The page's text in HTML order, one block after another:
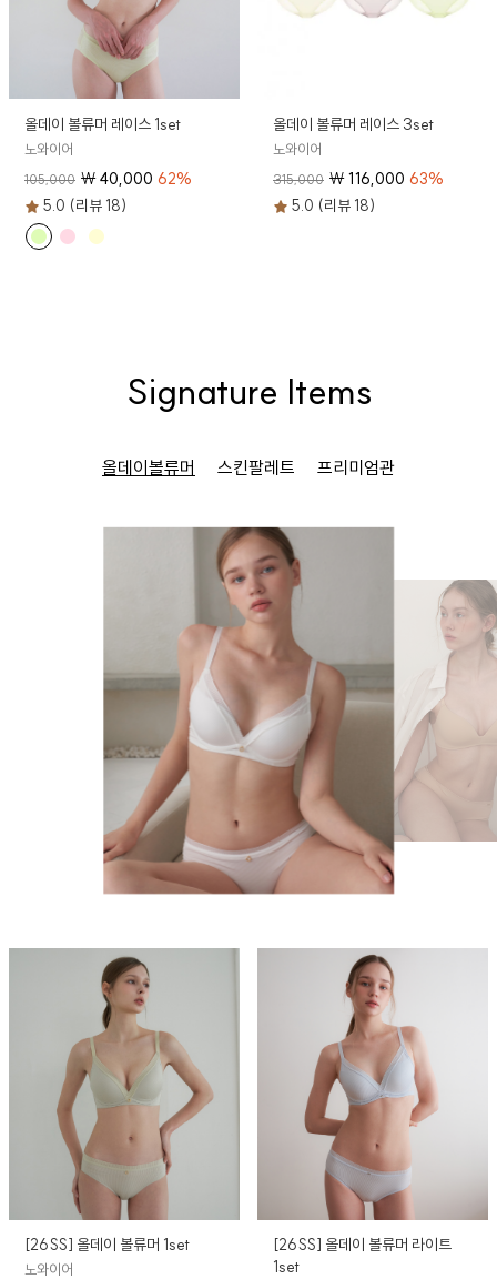
올데이 볼류머 레이스 1set
노와이어
105,000 ₩40,000 62%
5.0 (리뷰 18)
올데이 볼류머 레이스 3set
노와이어
315,000 ₩116,000 63%
5.0 (리뷰 18)
Signature Items
올데이볼류머 스킨팔레트 프리미엄관
[26SS] 올데이 볼류머 1set
노와이어
[26SS] 올데이 볼류머 라이트
1set